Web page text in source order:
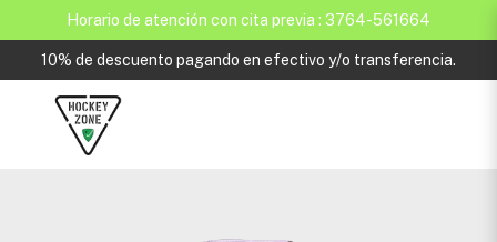
Horario de atención con cita previa : 3764-561664
10% de descuento pagando en efectivo y/o transferencia.